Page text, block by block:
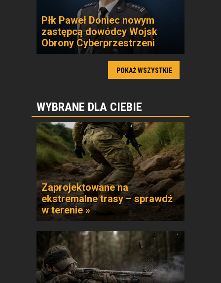
Płk Paweł Doniec nowym
zastępcą dowódcy Wojsk
Obrony Cyberprzestrzeni
POKAŻ WSZYSTKIE
WYBRANE DLA CIEBIE
Zaprojektowane na
ekstremalne trasy – sprawdź
w terenie »